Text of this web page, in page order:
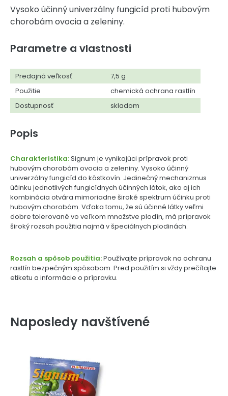
Vysoko účinný univerzálny fungicíd proti hubovým
chorobám ovocia a zeleniny.
Parametre a vlastnosti
Predajná veľkosť
7,5 g
Použitie
chemická ochrana rastlín
Dostupnosť
skladom
Popis
Charakteristika:Signum je vynikajúci prípravok proti
hubovým chorobám ovocia a zeleniny. Vysoko účinný
univerzálny fungicíd do kôstkovín. Jedinečný mechanizmus
účinku jednotlivých fungicídnych účinných látok, ako aj ich
kombinácia otvára mimoriadne široké spektrum účinku proti
hubovým chorobám. Vďaka tomu, že sú účinné látky veľmi
dobre tolerované vo veľkom množstve plodín, má prípravok
široký rozsah použitia najmä v špeciálnych plodinách.
Rozsah a spôsob použitia:Používajte prípravok na ochranu
rastlín bezpečným spôsobom. Pred použitím si vždy prečítajte
etiketu a informácie o prípravku.
Naposledy navštívené